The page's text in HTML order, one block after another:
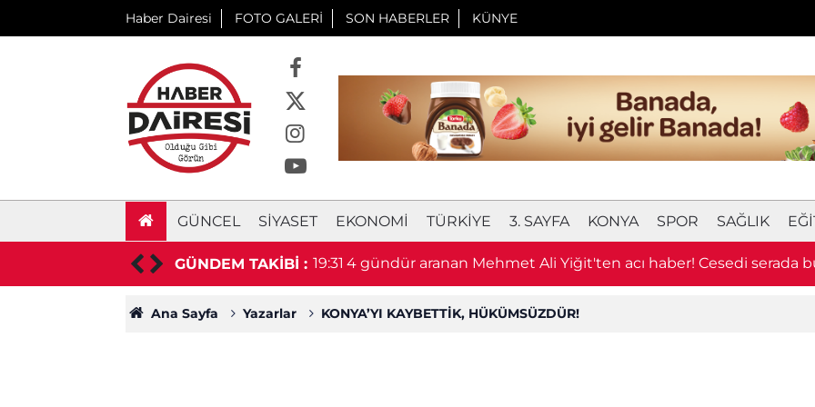
Haber Dairesi FOTO GALERİ SON HABERLER KÜNYE
GÜNCEL SIYASET EKONOMI TÜRKIYE 3. SAYFA KONYA SPOR SAĞLIK
GÜNDEM TAKİBİ :
sürücü hayatını kaybetti 19:31 4 gündür aranan Mehmet Ali Yiğit'ten acı haber! Cesedi serada
Ana Sayfa Yazarlar KONYA’YI KAYBETTİK, HÜKÜMSÜZDÜR!